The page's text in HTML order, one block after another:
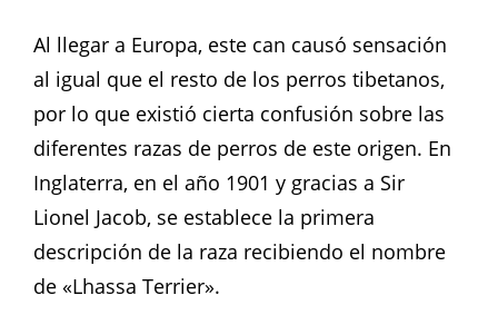
Al llegar a Europa, este can causó sensación
al igual que el resto de los perros tibetanos,
por lo que existió cierta confusión sobre las
diferentes razas de perros de este origen. En
Inglaterra, en el año 1901 y gracias a Sir
Lionel Jacob, se establece la primera
descripción de la raza recibiendo el nombre
de «Lhassa Terrier».